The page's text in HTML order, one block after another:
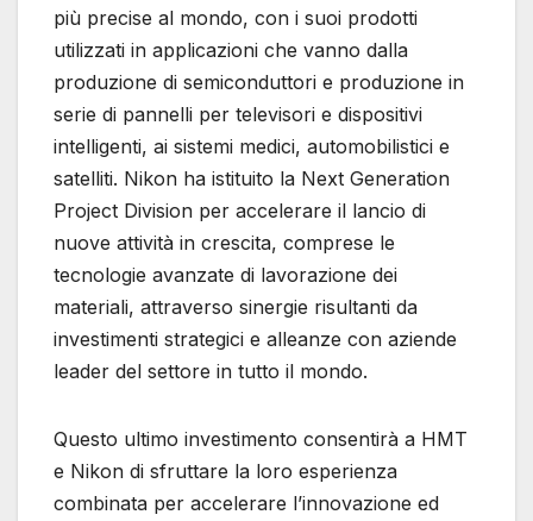
più precise al mondo, con i suoi prodotti
utilizzati in applicazioni che vanno dalla
produzione di semiconduttori e produzione in
serie di pannelli per televisori e dispositivi
intelligenti, ai sistemi medici, automobilistici e
satelliti. Nikon ha istituito la Next Generation
Project Division per accelerare il lancio di
nuove attività in crescita, comprese le
tecnologie avanzate di lavorazione dei
materiali, attraverso sinergie risultanti da
investimenti strategici e alleanze con aziende
leader del settore in tutto il mondo.
Questo ultimo investimento consentirà a HMT
e Nikon di sfruttare la loro esperienza
combinata per accelerare l’innovazione ed